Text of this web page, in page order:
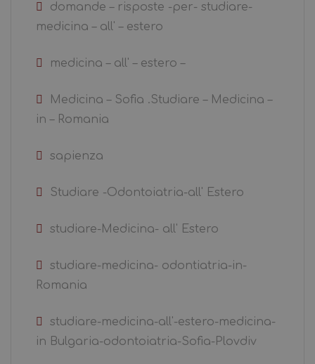
domande – risposte -per- studiare-
medicina – all' – estero
medicina – all' – estero –
Medicina – Sofia .Studiare – Medicina –
in – Romania
sapienza
Studiare -Odontoiatria-all' Estero
studiare-Medicina- all' Estero
studiare-medicina- odontiatria-in-
Romania
studiare-medicina-all'-estero-medicina-
in Bulgaria-odontoiatria-Sofia-Plovdiv